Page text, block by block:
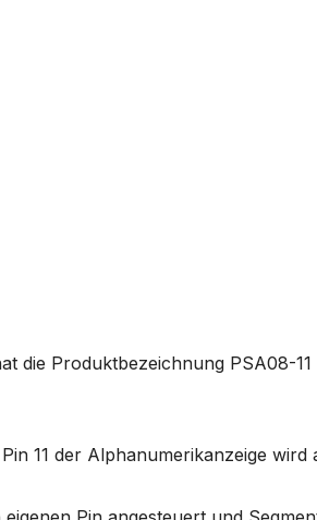
die Produktbezeichnung PSA08-
11 der Alphanumerikanzeige